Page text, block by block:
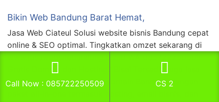
Bikin Web Bandung Barat Hemat,
Jasa Web Ciateul Solusi website bisnis Bandung cepat
online & SEO optimal. Tingkatkan omzet sekarang di
pembuatan website gratis domain Bandung dengan
Call Now : 085722250509 CS 2